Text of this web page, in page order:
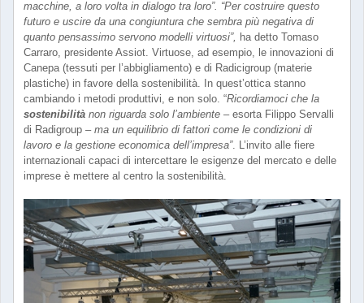
macchine, a loro volta in dialogo tra loro”. “Per costruire questo
futuro e uscire da una congiuntura che sembra più negativa di
quanto pensassimo servono modelli virtuosi”, ha detto Tomaso
Carraro, presidente Assiot. Virtuose, ad esempio, le innovazioni di
Canepa (tessuti per l’abbigliamento) e di Radicigroup (materie
plastiche) in favore della sostenibilità. In quest’ottica stanno
cambiando i metodi produttivi, e non solo. “Ricordiamoci che la
sostenibilità non riguarda solo l’ambiente – esorta Filippo Servalli
di Radigroup – ma un equilibrio di fattori come le condizioni di
lavoro e la gestione economica dell’impresa”. L’invito alle fiere
internazionali capaci di intercettare le esigenze del mercato e delle
imprese è mettere al centro la sostenibilità.